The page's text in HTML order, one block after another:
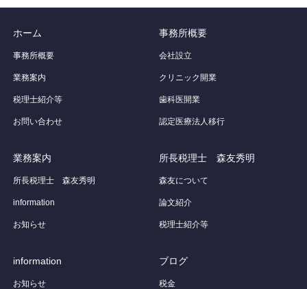
ホーム
事務所概要
業務案内
税理士紹介等
お問い合わせ
事務所概要
会社設立
クリニック開業
歯科医開業
認定医療法人移行
業務案内
所長税理士 森友秀明
information
お知らせ
所長税理士 森友秀明
森友について
論文紹介
税理士紹介等
information
お知らせ
ブログ
税金